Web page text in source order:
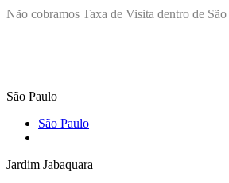
Não cobramos Taxa de Visita dentro de
São Paulo
São Paulo
Jardim Jabaquara